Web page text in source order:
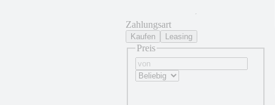
Zahlungsart
Kaufen Leasing
Preis